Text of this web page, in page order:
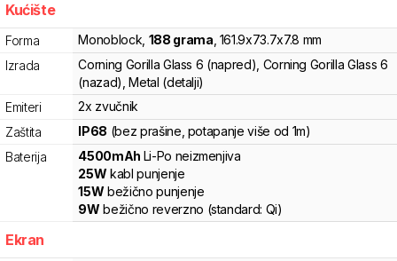
Kućište
Forma Monoblock 188 grama 161.9x73.7x7.8 mm
Izrada
Corning Gorilla Glass 6 (napred), Corning Gorilla Glass 6
(nazad), Metal (detalji)
Emiteri
2x zvučnik
Zaštita
IP68 (bez prašine, potapanje više od 1m)
Baterija
4500mAh Li-Po neizmenjiva
25W kabl punjenje
15W bežično punjenje
9W bežično reverzno (standard: Qi)
Ekran